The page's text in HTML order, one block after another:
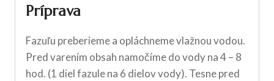
Príprava
Fazuľu preberieme a opláchneme vlažnou vodou.
Pred varením obsah namočíme do vody na 4 – 8
hod. (1 diel fazule na 6 dielov vody). Tesne pred